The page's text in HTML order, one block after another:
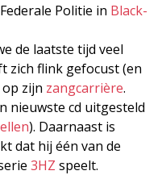
Politie in Black-
de laatste tijd veel
zich flink gefocust (en
zijn zangcarrière.
nieuwste cd uitgesteld
). Daarnaast is
dat hij één van de
3HZ speelt.